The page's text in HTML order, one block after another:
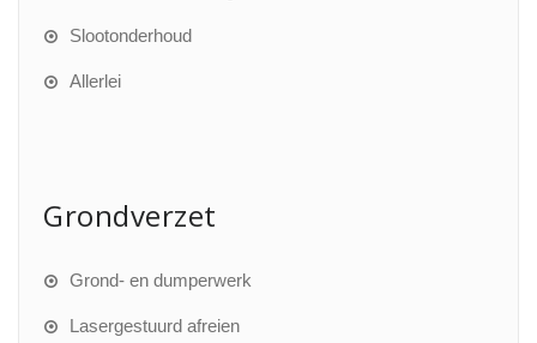
Slootonderhoud
Allerlei
Grondverzet
Grond- en dumperwerk
Lasergestuurd afreien